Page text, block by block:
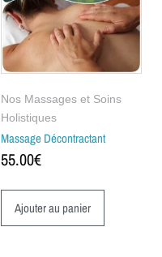
Nos Massages et Soins
Holistiques
Massage Décontractant
55.00€
Ajouter au panier